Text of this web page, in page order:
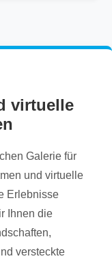
virtuelle
Galerie für
und virtuelle
Erlebnisse
Ihnen die
versteckte